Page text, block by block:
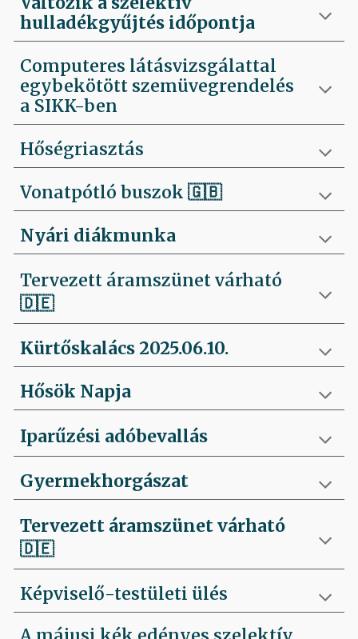
hulladékgyűjtés időpontja
Computeres látásvizsgálattal
egybekötött szemüvegrendelés
a SIKK-ben
Hőségriasztás
Vonatpótló buszok 🇬🇧
Nyári diákmunka
Tervezett áramszünet várható
🇩🇪
Kürtőskalács 2025.06.10.
Hősök Napja
Iparűzési adóbevallás
Gyermekhorgászat
Tervezett áramszünet várható
🇩🇪
Képviselő-testületi ülés